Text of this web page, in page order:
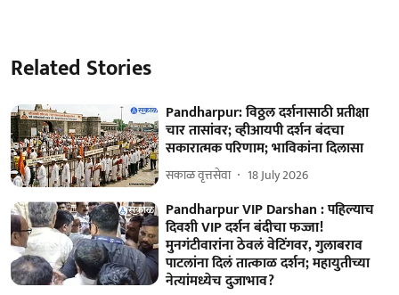
Related Stories
Pandharpur: विठ्ठल दर्शनासाठी प्रतीक्षा
चार तासांवर; व्हीआयपी दर्शन बंदचा
सकारात्मक परिणाम; भाविकांना दिलासा
सकाळ वृत्तसेवा 18 July 2026
Pandharpur VIP Darshan : पहिल्याच
दिवशी VIP दर्शन बंदीचा फज्जा!
मुनगंटीवारांना ठेवलं वेटिंगवर, गुलाबराव
पाटलांना दिलं तात्काळ दर्शन; महायुतीच्या
नेत्यांमध्येच दुजाभाव?